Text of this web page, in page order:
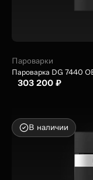
Пароварки
Пароварка DG 7440
303 200 ₽
В наличии